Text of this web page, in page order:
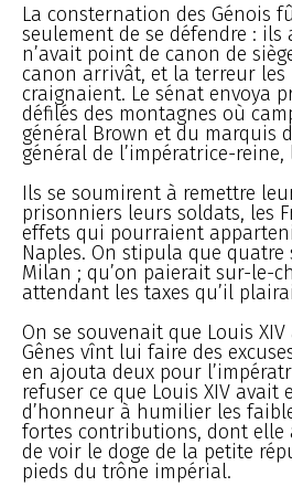
La consternation des Génois
seulement de se défendre :
n’avait point de canon de
canon arrivât, et la terreur les
craignaient. Le sénat envoya
défilés des montagnes où
général Brown et du marquis
général de l’impératrice-
Ils se soumirent à remettre
prisonniers leurs soldats, les
effets qui pourraient
Naples. On stipula que
Milan ; qu’on paierait sur-le-
attendant les taxes qu’il
On se souvenait que Louis
Gênes vînt lui faire des
en ajouta deux pour
refuser ce que Louis XIV avait
d’honneur à humilier les
fortes contributions, dont
de voir le doge de la petite
pieds du trône impérial.